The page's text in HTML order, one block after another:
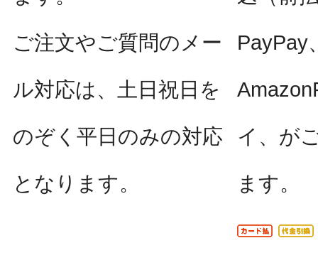
ご注文やご質問のメー
ル対応は、土日祝日を
のぞく平日のみの対応
となります。
PayPay
イ、が
ます。